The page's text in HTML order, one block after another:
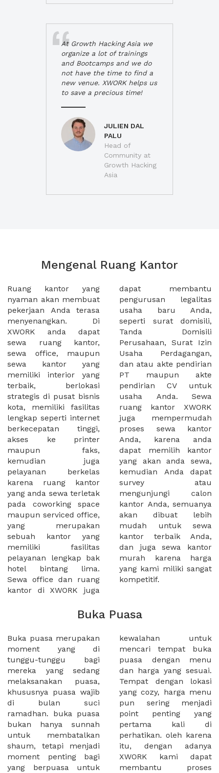
At Growth Hacking Asia we
organize a lot of trainings
and Bootcamps and we do
not have the time to find a
new venue. XWORK helps us
to save a precious time!
JULIEN DAL
PALU
Head of
Community at
Growth Hacking
Asia
Mengenal Ruang Kantor
Ruang kantor yang
nyaman akan membuat
pekerjaan Anda terasa
menyenangkan. Di
XWORK anda dapat
sewa ruang kantor,
sewa office, maupun
sewa kantor yang
memiliki interior yang
terbaik, berlokasi
strategis di pusat bisnis
kota, memiliki fasilitas
lengkap seperti internet
berkecepatan tinggi,
akses ke printer
maupun faks,
kemudian juga
pelayanan berkelas
karena ruang kantor
yang anda sewa terletak
pada coworking space
maupun serviced office,
yang merupakan
sebuah kantor yang
memiliki fasilitas
pelayanan lengkap bak
hotel bintang lima.
Sewa office dan ruang
kantor di XWORK juga
dapat membantu
pengurusan legalitas
usaha baru Anda,
seperti surat domisili,
Tanda Domisili
Perusahaan, Surat Izin
Usaha Perdagangan,
dan atau akte pendirian
PT maupun akte
pendirian CV untuk
usaha Anda. Sewa
ruang kantor XWORK
juga mempermudah
proses sewa kantor
Anda, karena anda
dapat memilih kantor
yang akan anda sewa,
kemudian Anda dapat
survey atau
mengunjungi calon
kantor Anda, semuanya
akan dibuat lebih
mudah untuk sewa
kantor terbaik Anda,
dan juga sewa kantor
murah karena harga
yang kami miliki sangat
kompetitif.
Buka Puasa
Buka puasa merupakan
moment yang di
tunggu-tunggu bagi
mereka yang sedang
melaksanakan puasa,
khususnya puasa wajib
di bulan suci
ramadhan. buka puasa
bukan hanya sunnah
untuk membatalkan
shaum, tetapi menjadi
moment penting bagi
yang berpuasa untuk
kewalahan untuk
mencari tempat buka
puasa dengan menu
dan harga yang sesuai.
Tempat dengan lokasi
yang cozy, harga menu
pun sering menjadi
point penting yang
pertama kali di
perhatikan. oleh karena
itu, dengan adanya
XWORK kami dapat
membantu proses